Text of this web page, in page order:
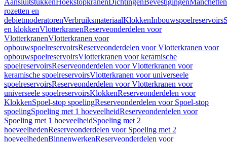
AansluitstukkenHoekstopkranenDichtingenBevestigingenManchetten
rozetten en
debietmoderatorenVerbruiksmateriaalKlokkenInbouwspoelreservoirs
en klokkenVlotterkranenReserveonderdelen voor
VlotterkranenVlotterkranen voor
opbouwspoelreservoirsReserveonderdelen voor Vlotterkranen voor
opbouwspoelreservoirsVlotterkranen voor keramische
spoelreservoirsReserveonderdelen voor Vlotterkranen voor
keramische spoelreservoirsVlotterkranen voor universeele
spoelreservoirsReserveonderdelen voor Vlotterkranen voor
universeele spoelreservoirsKlokkenReserveonderdelen voor
KlokkenSpoel-stop spoelingReserveonderdelen voor Spoel-stop
spoelingSpoeling met 1 hoeveelheidReserveonderdelen voor
Spoeling met 1 hoeveelheidSpoeling met 2
hoeveelhedenReserveonderdelen voor Spoeling met 2
hoeveelhedenBinnenwerkenReserveonderdelen voor